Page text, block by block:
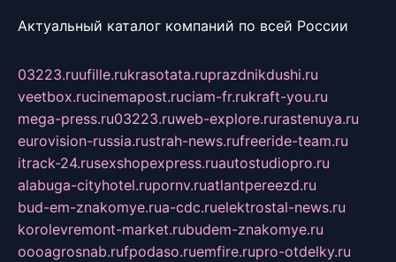
Актуальный каталог компаний по всей России
03223.ruufille.rukrasotata.ruprazdnikdushi.ru
veetbox.rucinemapost.ruciam-fr.rukraft-you.ru
mega-press.ru03223.ruweb-explore.rurastenuya.ru
eurovision-russia.rustrah-news.rufreeride-team.ru
itrack-24.rusexshopexpress.ruautostudiopro.ru
alabuga-cityhotel.rupornv.ruatlantpereezd.ru
bud-em-znakomye.rua-cdc.ruelektrostal-news.ru
korolevremont-market.rubudem-znakomye.ru
oooagrosnab.rufpodaso.ruemfire.rupro-otdelky.ru